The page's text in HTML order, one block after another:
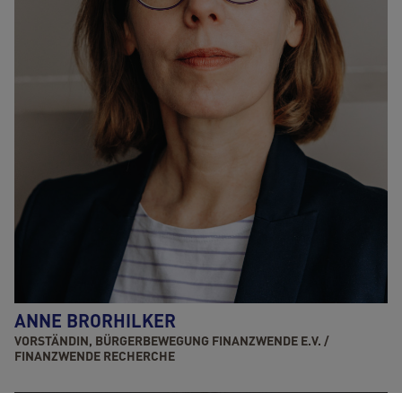
ANNE BRORHILKER
VORSTÄNDIN, BÜRGERBEWEGUNG FINANZWENDE E.V. /
FINANZWENDE RECHERCHE